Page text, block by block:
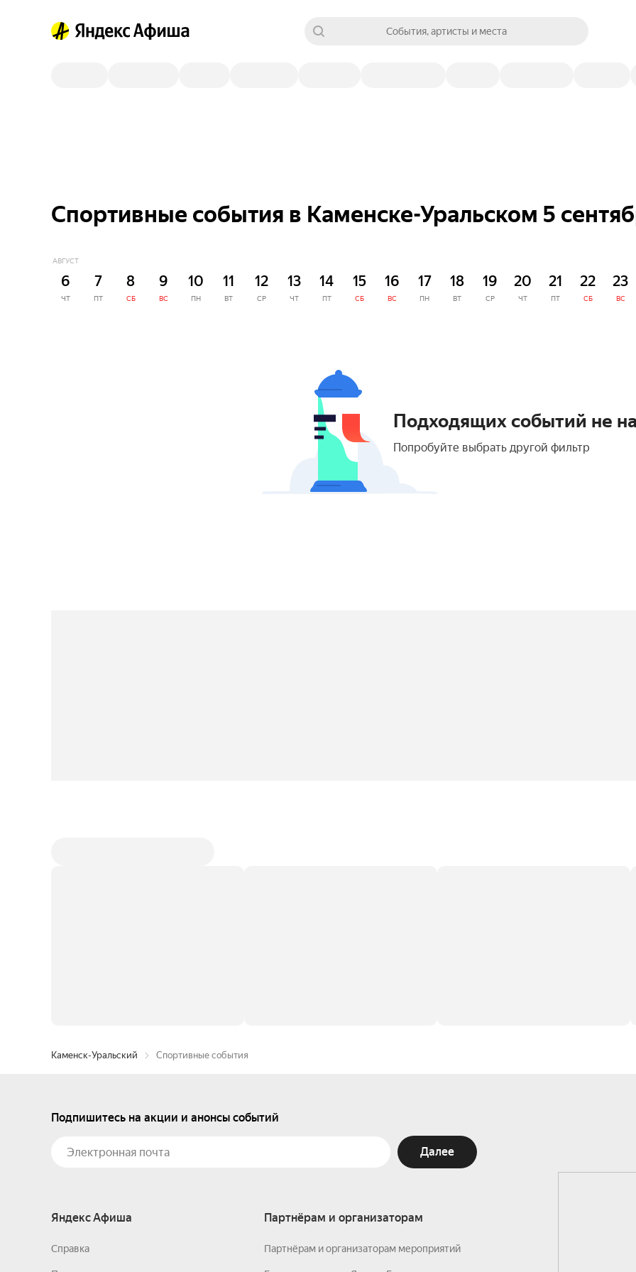
События, артисты и места
Спортивные события в Каменске-Уральском 5
АВГУСТ
6
ЧТ
7
ПТ
8
СБ
9
ВС
10
ПН
11
ВТ
12
СР
13
ЧТ
14
ПТ
15
СБ
16
ВС
17
ПН
18
ВТ
19
СР
20
ЧТ
21
ПТ
22
СБ
23
ВС
Подходящих событий не
Попробуйте выбрать другой фильтр
Каменск-Уральский Спортивные события
Подпишитесь на акции и анонсы событий
Далее
Яндекс Афиша
Справка
Партнёрам и организаторам
Партнёрам и организаторам мероприятий